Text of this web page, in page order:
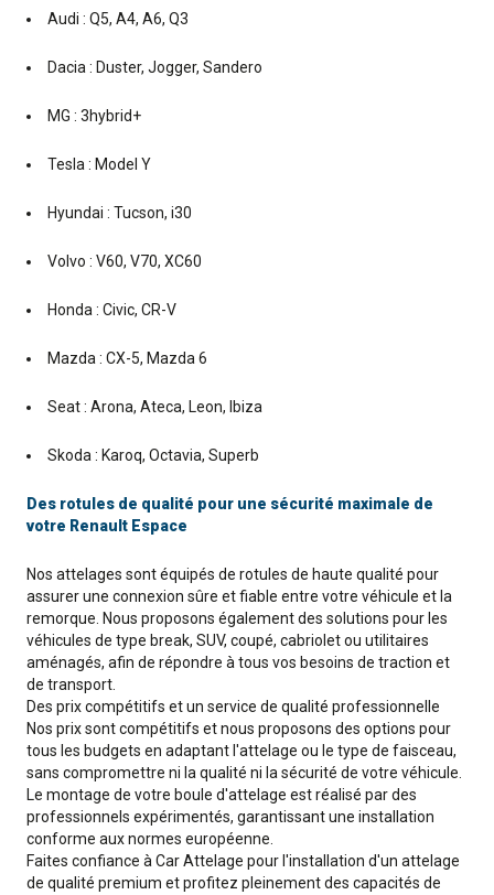
Audi : Q5, A4, A6, Q3
Dacia : Duster, Jogger, Sandero
MG : 3hybrid+
Tesla : Model Y
Hyundai : Tucson, i30
Volvo : V60, V70, XC60
Honda : Civic, CR-V
Mazda : CX-5, Mazda 6
Seat : Arona, Ateca, Leon, Ibiza
Skoda : Karoq, Octavia, Superb
Des rotules de qualité pour une sécurité maximale de
votre Renault Espace
Nos attelages sont équipés de rotules de haute qualité pour
assurer une connexion sûre et fiable entre votre véhicule et la
remorque. Nous proposons également des solutions pour les
véhicules de type break, SUV, coupé, cabriolet ou utilitaires
aménagés, afin de répondre à tous vos besoins de traction et
de transport.
Des prix compétitifs et un service de qualité professionnelle
Nos prix sont compétitifs et nous proposons des options pour
tous les budgets en adaptant l'attelage ou le type de faisceau,
sans compromettre ni la qualité ni la sécurité de votre véhicule.
Le montage de votre boule d'attelage est réalisé par des
professionnels expérimentés, garantissant une installation
conforme aux normes européenne.
Faites confiance à Car Attelage pour l'installation d'un attelage
de qualité premium et profitez pleinement des capacités de